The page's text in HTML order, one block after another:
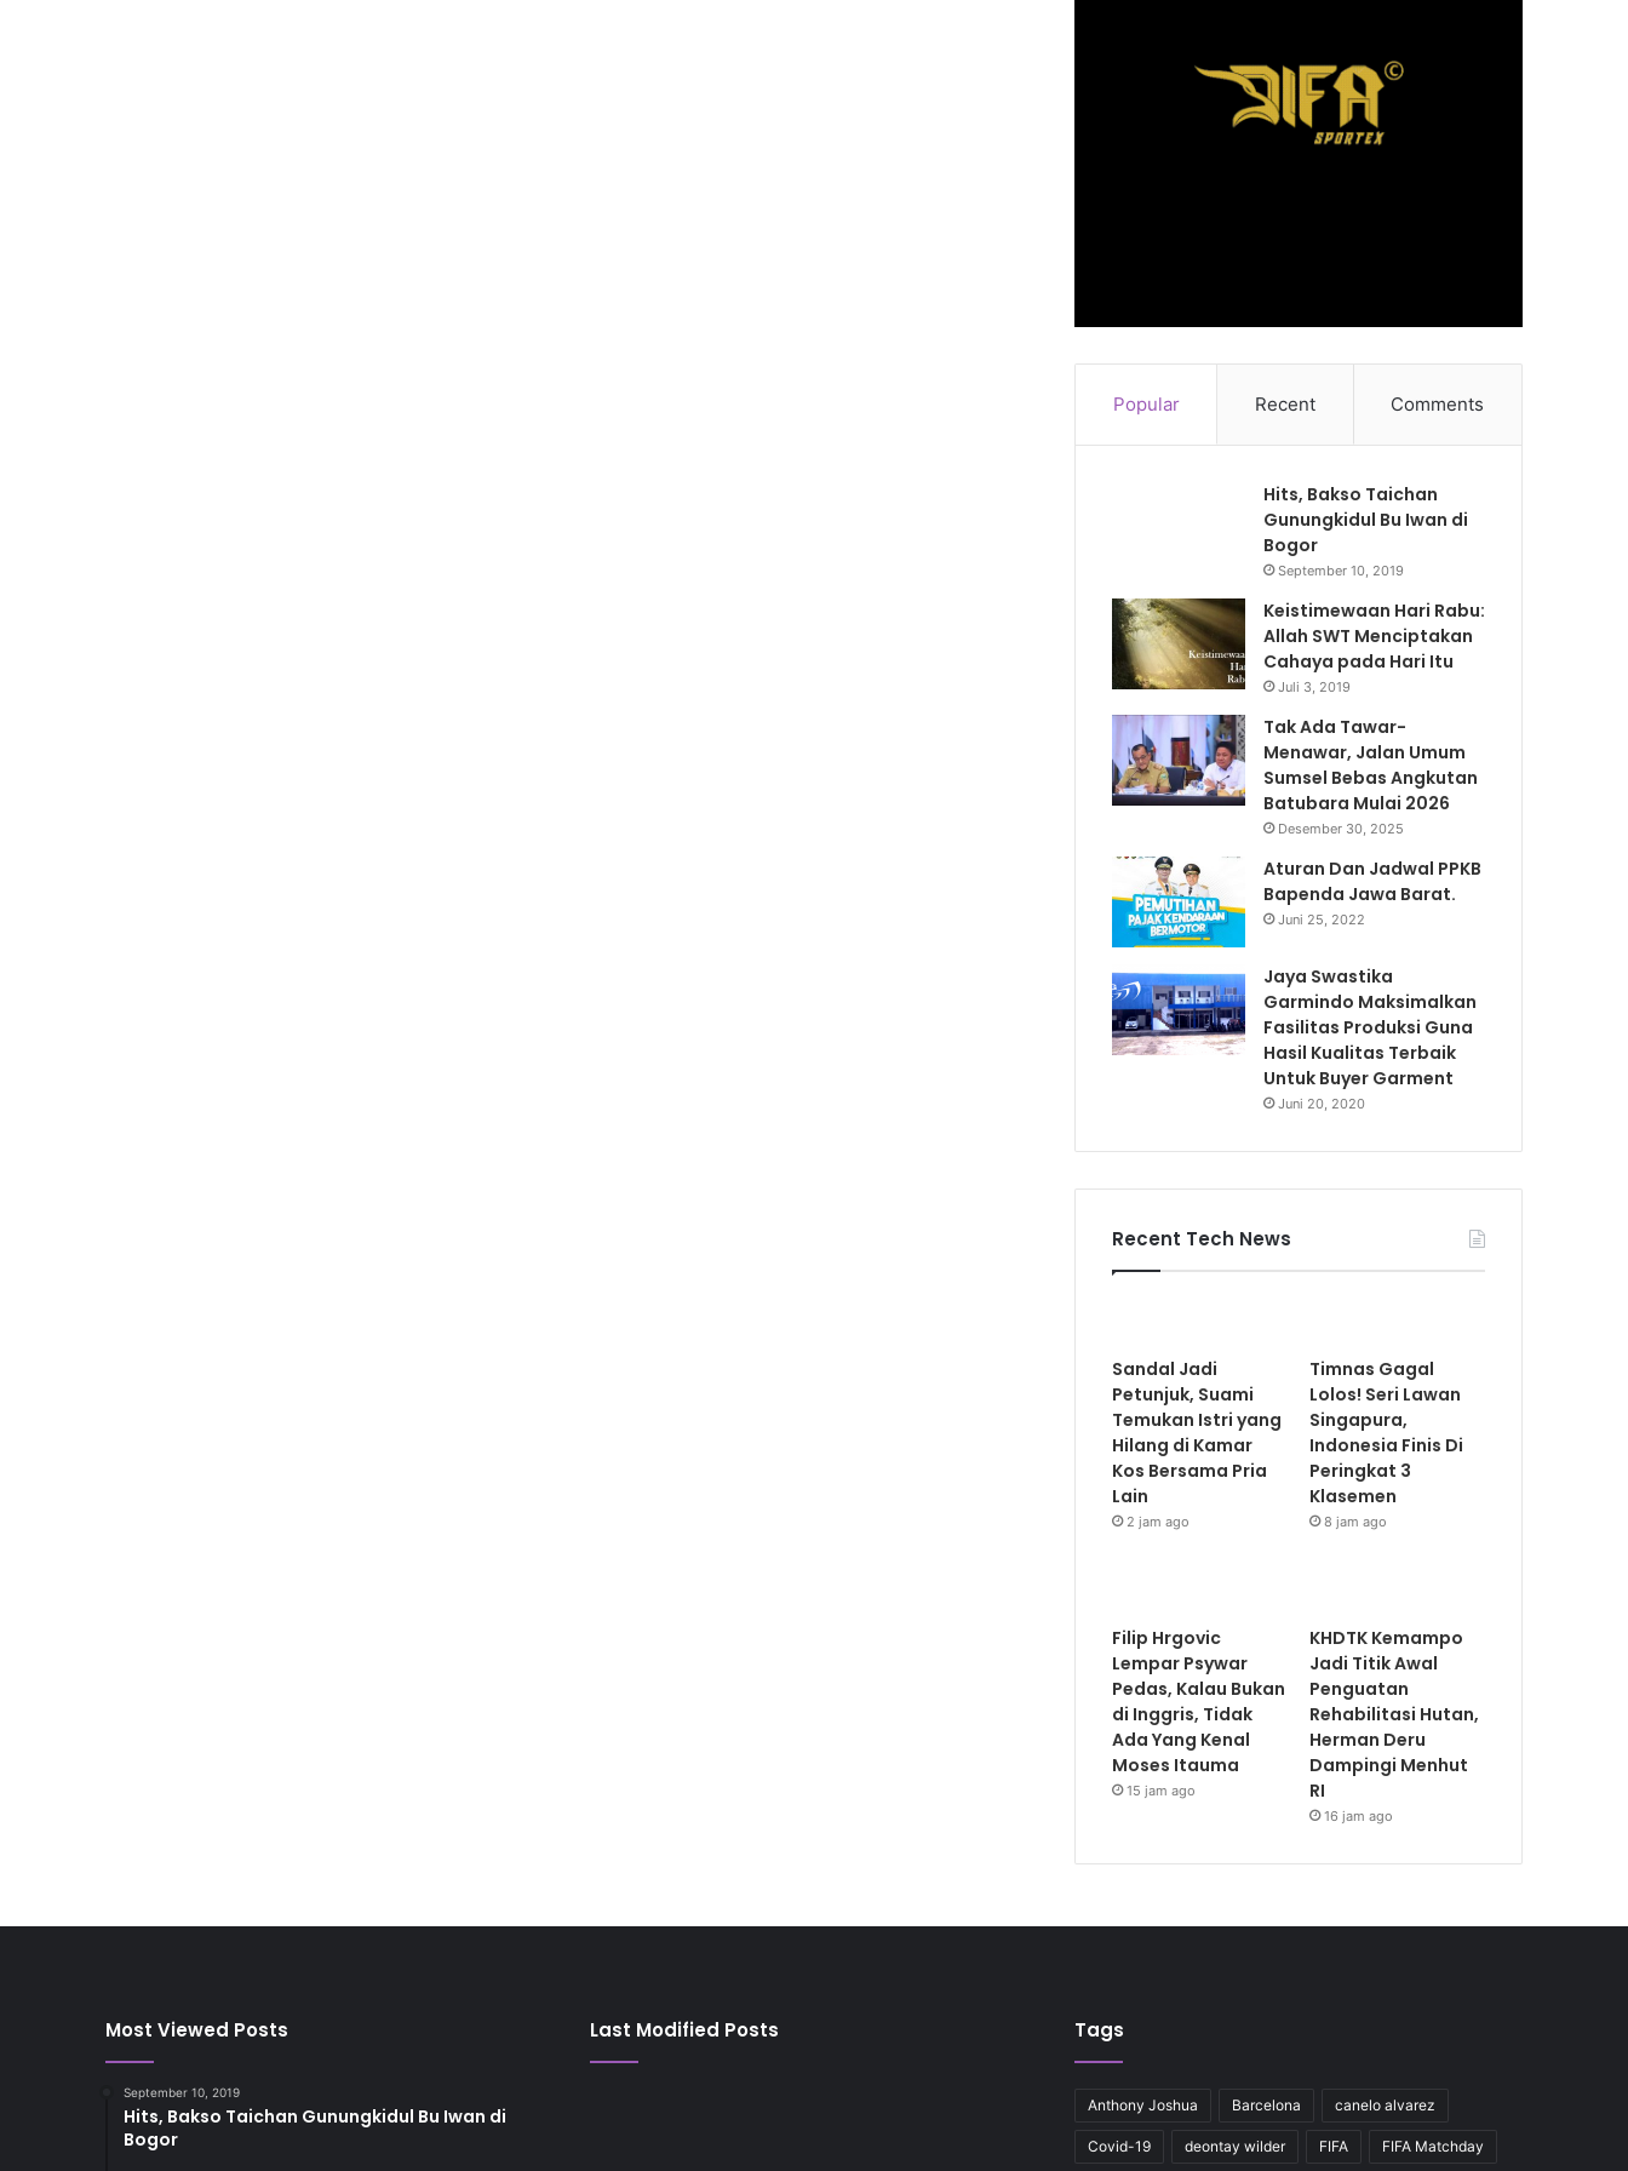
Popular Recent Comments
Hits, Bakso Taichan
Gunungkidul Bu Iwan di
Bogor
September 10, 2019
Keistimewaan Hari Rabu:
Allah SWT Menciptakan
Cahaya pada Hari Itu
Juli 3, 2019
Tak Ada Tawar-
Menawar, Jalan Umum
Sumsel Bebas Angkutan
Batubara Mulai 2026
Desember 30, 2025
Aturan Dan Jadwal PPKB
Bapenda Jawa Barat.
Juni 25, 2022
Jaya Swastika
Garmindo Maksimalkan
Fasilitas Produksi Guna
Hasil Kualitas Terbaik
Untuk Buyer Garment
Juni 20, 2020
Recent Tech News
Sandal Jadi
Petunjuk, Suami
Temukan Istri yang
Hilang di Kamar
Kos Bersama Pria
Lain
2 jam ago
Timnas Gagal
Lolos! Seri Lawan
Singapura,
Indonesia Finis Di
Peringkat 3
Klasemen
8 jam ago
Filip Hrgovic
Lempar Psywar
Pedas, Kalau Bukan
di Inggris, Tidak
Ada Yang Kenal
Moses Itauma
15 jam ago
KHDTK Kemampo
Jadi Titik Awal
Penguatan
Rehabilitasi Hutan,
Herman Deru
Dampingi Menhut
RI
16 jam ago
Most Viewed Posts
September 10, 2019
Hits, Bakso Taichan Gunungkidul Bu Iwan di
Bogor
Last Modified Posts Tags
Anthony Joshua Barcelona canelo alvarez
Covid-19 deontay wilder FIFA FIFA Matchday